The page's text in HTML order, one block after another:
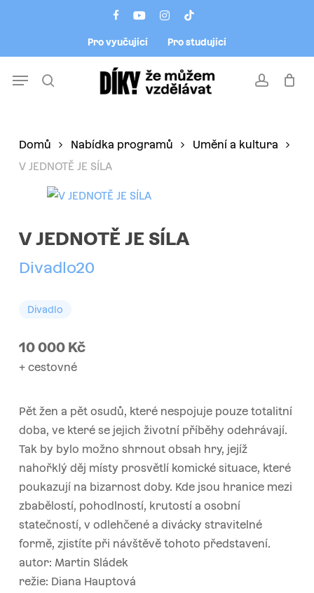
facebookyoutubeinstagram
tiktok
Pro vyučující Pro studující
account
Menu
Domů Nabídka programů
Umění a kultura
V JEDNOTĚ JE SÍLA
V JEDNOTĚ JE SÍLA
Divadlo20
Divadlo
10 000 Kč
+ cestovné
Pět žen a pět osudů, které nespojuje pouze totalitní
doba, ve které se jejich životní příběhy odehrávají.
Tak by bylo možno shrnout obsah hry, jejíž
nahořklý děj místy prosvětlí komické situace, které
poukazují na bizarnost doby. Kde jsou hranice mezi
zbabělostí, pohodlností, krutostí a osobní
statečností, v odlehčené a divácky stravitelné
formě, zjistíte při návštěvě tohoto představení.
autor: Martin Sládek
režie: Diana Hauptová